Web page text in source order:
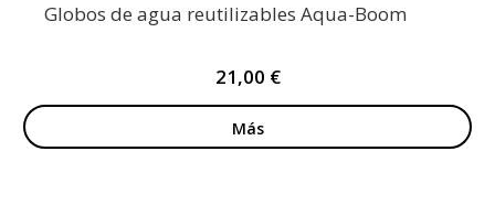
Globos de agua reutilizables Aqua-Boom
21,00 €
Más